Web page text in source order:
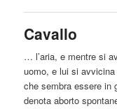
Cavallo
… l’aria, e mentre si
uomo, e lui si
che sembra essere in
denotaaborto